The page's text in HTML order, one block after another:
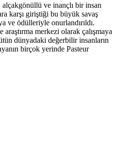
ve inançlı bir insan
karşı giriştiği bu büyük savaş
ve ödülleriyle onurlandırıldı.
araştırma merkezi olarak çalışmaya
dünyadaki değerbilir insanların
birçok yerinde Pasteur